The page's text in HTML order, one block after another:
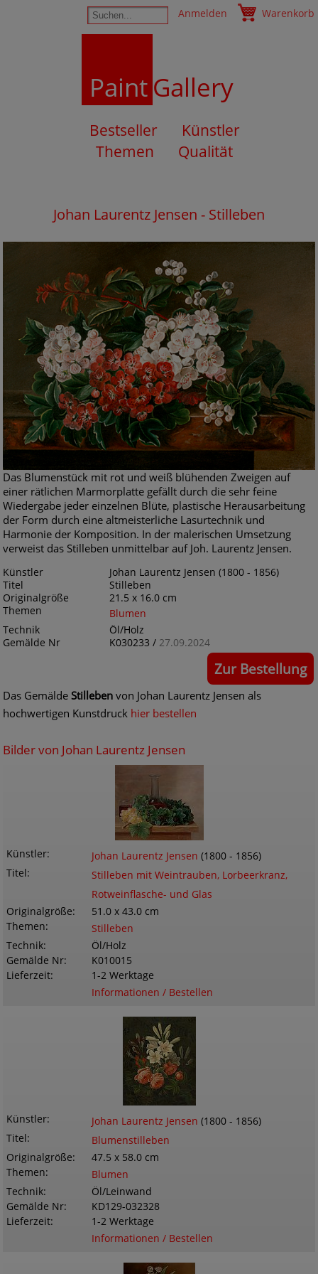
Anmelden Warenkorb
PaintGallery
Bestseller
Künstler
Themen
Qualität
Johan Laurentz Jensen - Stilleben
Das Blumenstück mit rot und weiß blühenden Zweigen auf
einer rätlichen Marmorplatte gefällt durch die sehr feine
Wiedergabe jeder einzelnen Blüte, plastische Herausarbeitung
der Form durch eine altmeisterliche Lasurtechnik und
Harmonie der Komposition. In der malerischen Umsetzung
verweist das Stilleben unmittelbar auf Joh. Laurentz Jensen.
Künstler
Johan Laurentz Jensen (1800 - 1856)
Titel
Stilleben
Originalgröße
21.5 x 16.0 cm
Themen
Blumen
Technik
Öl/Holz
Gemälde Nr
K030233 / 27.09.2024
Zur Bestellung
Das GemäldeStilleben von Johan Laurentz Jensen als
hochwertigen Kunstdruck hier bestellen
Bilder von Johan Laurentz Jensen
Künstler Johan Laurentz Jensen (1800 - 1856)
Titel
Stilleben mit Weintrauben, Lorbeerkranz,
Rotweinflasche- und Glas
Originalgröße
51.0 x 43.0 cm
Themen
Stilleben
Technik
Öl/Holz
Gemälde Nr
K010015
Lieferzeit
1-2 Werktage
Informationen / Bestellen
Künstler Johan Laurentz Jensen (1800 - 1856)
Titel
Blumenstilleben
Originalgröße
47.5 x 58.0 cm
Themen
Blumen
Technik
Öl/Leinwand
Gemälde Nr
KD129-032328
Lieferzeit
1-2 Werktage
Informationen / Bestellen